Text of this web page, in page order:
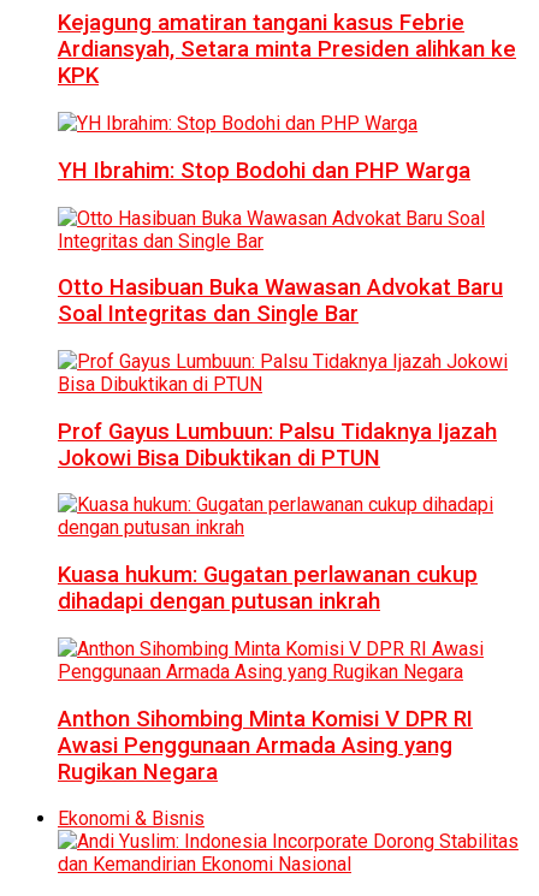
Kejagung amatiran tangani kasus Febrie
Ardiansyah, Setara minta Presiden alihkan ke
KPK
YH Ibrahim: Stop Bodohi dan PHP Warga
Otto Hasibuan Buka Wawasan Advokat Baru
Soal Integritas dan Single Bar
Prof Gayus Lumbuun: Palsu Tidaknya Ijazah
Jokowi Bisa Dibuktikan di PTUN
Kuasa hukum: Gugatan perlawanan cukup
dihadapi dengan putusan inkrah
Anthon Sihombing Minta Komisi V DPR RI
Awasi Penggunaan Armada Asing yang
Rugikan Negara
Ekonomi & Bisnis